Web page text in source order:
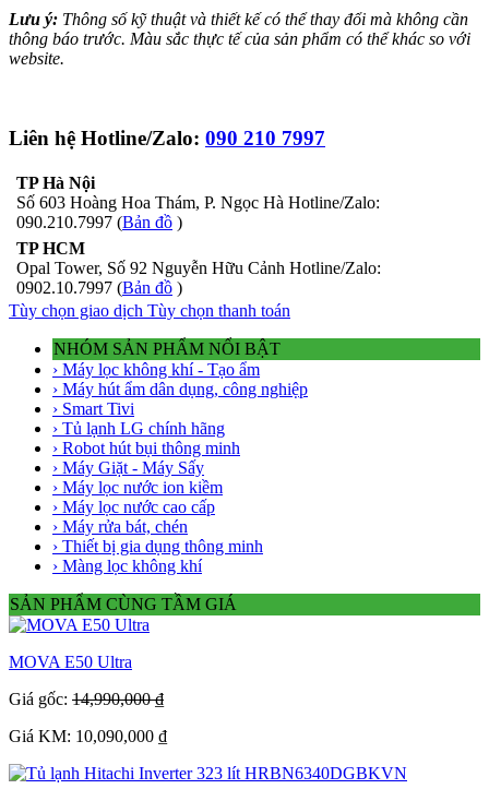
Lưu ý: Thông số kỹ thuật và thiết kế có thể thay đổi mà không cần
thông báo trước. Màu sắc thực tế của sản phẩm có thể khác so với
website.
Liên hệ Hotline/Zalo: 090 210 7997
TP Hà Nội
Số 603 Hoàng Hoa Thám, P. Ngọc Hà Hotline/Zalo:
090.210.7997 (Bản đồ )
TP HCM
Opal Tower, Số 92 Nguyễn Hữu Cảnh Hotline/Zalo:
0902.10.7997 (Bản đồ )
Tùy chọn giao dịch Tùy chọn thanh toán
NHÓM SẢN PHẨM NỔI BẬT
› Máy lọc không khí - Tạo ẩm
› Máy hút ẩm dân dụng, công nghiệp
› Smart Tivi
› Tủ lạnh LG chính hãng
› Robot hút bụi thông minh
› Máy Giặt - Máy Sấy
› Máy lọc nước ion kiềm
› Máy lọc nước cao cấp
› Máy rửa bát, chén
› Thiết bị gia dụng thông minh
› Màng lọc không khí
SẢN PHẨM CÙNG TẦM GIÁ
MOVA E50 Ultra
Giá gốc: 14,990,000 ₫
Giá KM: 10,090,000 ₫